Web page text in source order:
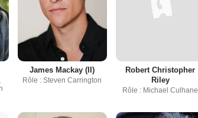
James Mackay (II)
Rôle : Steven Carrington
Robert Christopher
Riley
Rôle : Michael Culhane